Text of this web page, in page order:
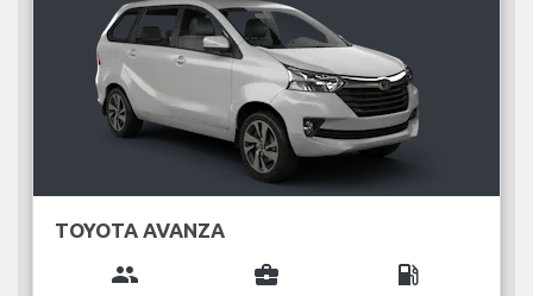
TOYOTA AVANZA
group business_center local_gas_station